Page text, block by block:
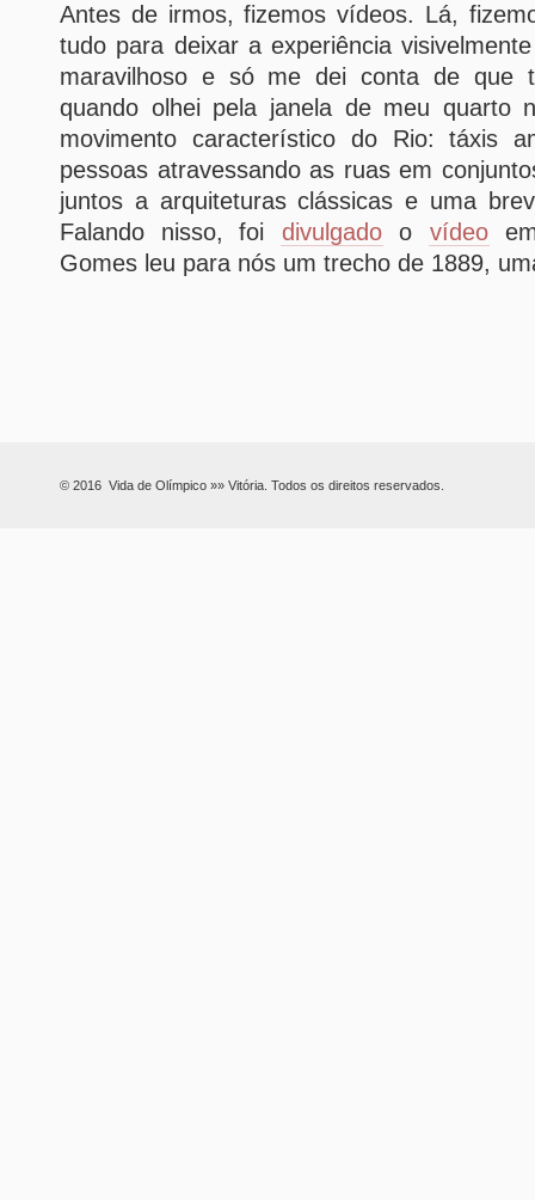
Antes de irmos, fizemos vídeos. Lá,
tudo para deixar a experiência
maravilhoso e só me dei conta de que
quando olhei pela janela de meu quarto
movimento característico do Rio: táxis
pessoas atravessando as ruas em
juntos a arquiteturas clássicas e uma
Falando nisso, foi divulgado o vídeo
Gomes leu para nós um trecho de 1889,
© 2016 Vida de Olímpico »» Vitória. Todos os direitos reservados.